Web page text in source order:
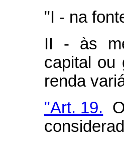
"I - na
II - às
capital ou
renda
"Art. 19.